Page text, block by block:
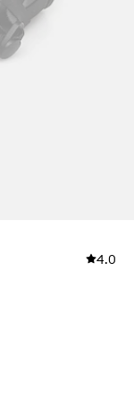
4.0